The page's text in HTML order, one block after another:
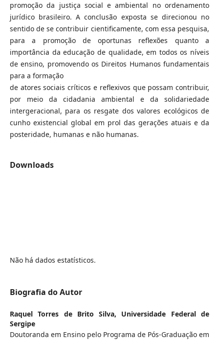
promoção da justiça social e ambiental no ordenamento
jurídico brasileiro. A conclusão exposta se direcionou no
sentido de se contribuir cientificamente, com essa pesquisa,
para a promoção de oportunas reflexões quanto a
importância da educação de qualidade, em todos os níveis
de ensino, promovendo os Direitos Humanos fundamentais
para a formação
de atores sociais críticos e reflexivos que possam contribuir,
por meio da cidadania ambiental e da solidariedade
intergeracional, para os resgate dos valores ecológicos de
cunho existencial global em prol das gerações atuais e da
posteridade, humanas e não humanas.
Downloads
Não há dados estatísticos.
Biografia do Autor
Raquel Torres de Brito Silva, Universidade Federal de
Sergipe
Doutoranda em Ensino pelo Programa de Pós-Graduação em